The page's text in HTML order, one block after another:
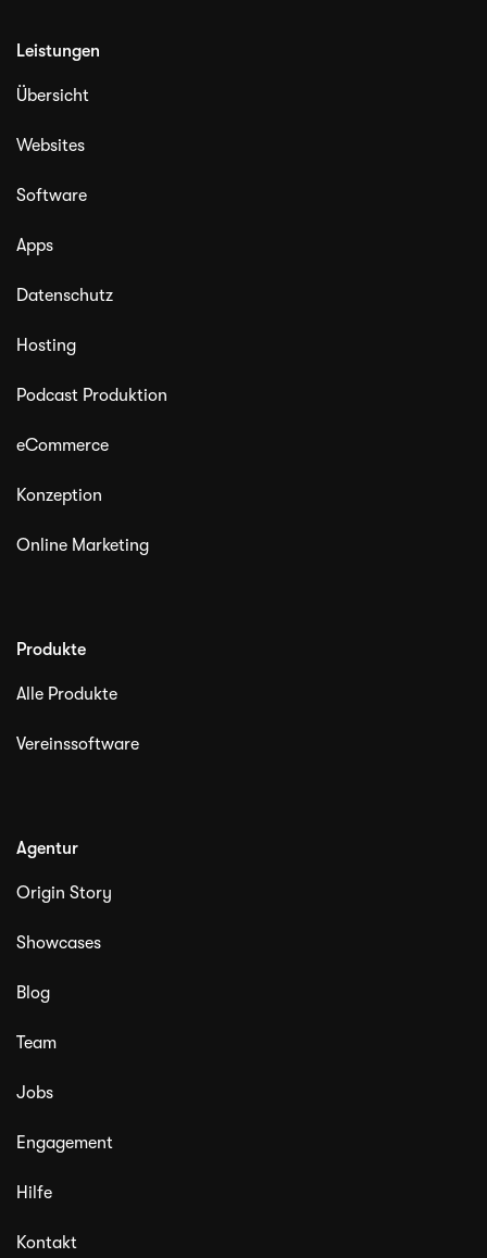
Leistungen
Übersicht
Websites
Software
Apps
Datenschutz
Hosting
Podcast Produktion
eCommerce
Konzeption
Online Marketing
Produkte
Alle Produkte
Vereinssoftware
Agentur
Origin Story
Showcases
Blog
Team
Jobs
Engagement
Hilfe
Kontakt